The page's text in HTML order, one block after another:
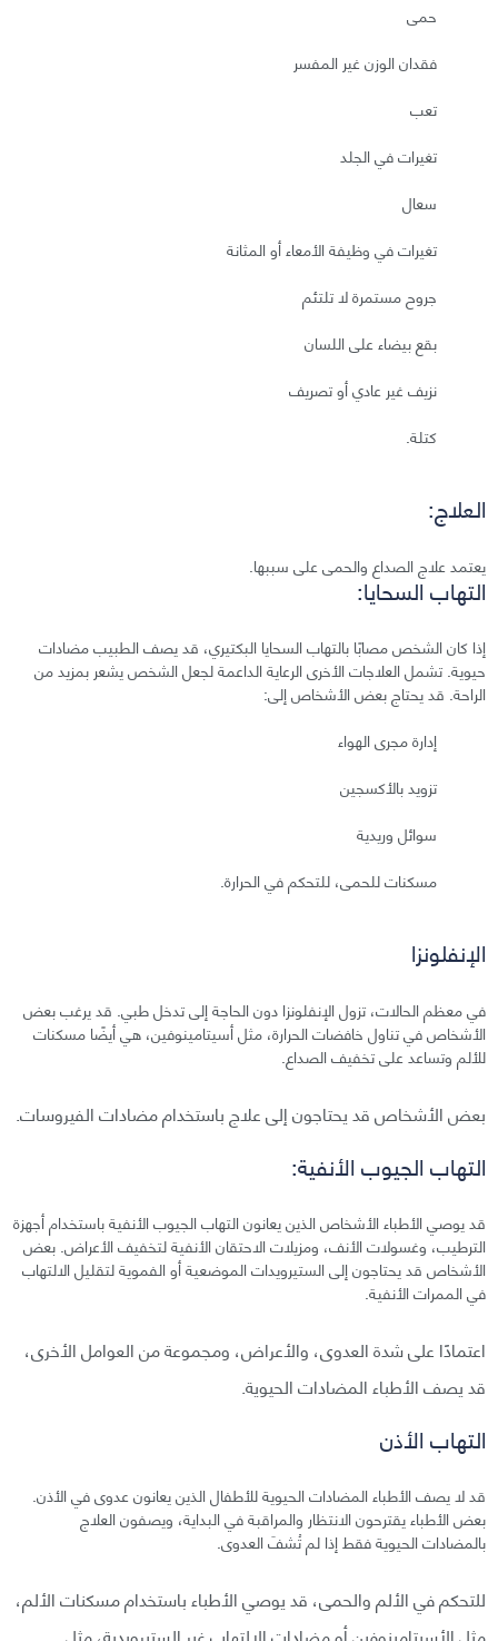
حمى
فقدان الوزن غير المفسر
تعب
تغيرات في الجلد
سعال
تغيرات في وظيفة الأمعاء أو المثانة
جروح مستمرة لا تلتئم
بقع بيضاء على اللسان
نزيف غير عادي أو تصريف
كتلة.
العلاج:
يعتمد علاج الصداع والحمى على سببها.
التهاب السحايا:
إذا كان الشخص مصابًا بالتهاب السحايا البكتيري، قد يصف الطبيب مضادات
حيوية. تشمل العلاجات الأخرى الرعاية الداعمة لجعل الشخص يشعر بمزيد من
الراحة. قد يحتاج بعض الأشخاص إلى:
إدارة مجرى الهواء
تزويد بالأكسجين
سوائل وريدية
مسكنات للحمى، للتحكم في الحرارة.
الإنفلونزا
في معظم الحالات، تزول الإنفلونزا دون الحاجة إلى تدخل طبي. قد يرغب بعض
الأشخاص في تناول خافضات الحرارة، مثل أسيتامينوفين، هي أيضًا مسكنات
للألم وتساعد على تخفيف الصداع.
بعض الأشخاص قد يحتاجون إلى علاج باستخدام مضادات الفيروسات.
التهاب الجيوب الأنفية:
قد يوصي الأطباء الأشخاص الذين يعانون التهاب الجيوب الأنفية باستخدام أجهزة
الترطيب، وغسولات الأنف، ومزيلات الاحتقان الأنفية لتخفيف الأعراض. بعض
الأشخاص قد يحتاجون إلى الستيرويدات الموضعية أو الفموية لتقليل الالتهاب
في الممرات الأنفية.
اعتمادًا على شدة العدوى، والأعراض، ومجموعة من العوامل الأخرى،
قد يصف الأطباء المضادات الحيوية.
التهاب الأذن
قد لا يصف الأطباء المضادات الحيوية للأطفال الذين يعانون عدوى في الأذن.
بعض الأطباء يقترحون الانتظار والمراقبة في البداية، ويصفون العلاج
بالمضادات الحيوية فقط إذا لم تُشفَ العدوى.
للتحكم في الألم والحمى، قد يوصي الأطباء باستخدام مسكنات الألم،